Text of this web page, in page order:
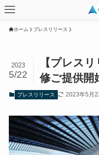
ホーム プレスリリース
【プレス
修ご提供開
2023
5/22
プレスリリース 2023年5月